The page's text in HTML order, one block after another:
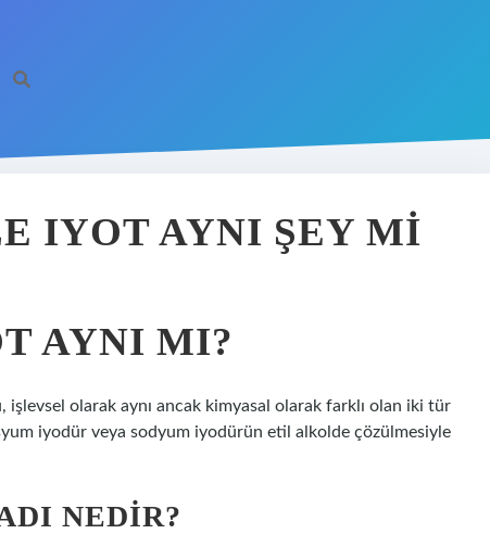
IYOT AYNI ŞEY MI
AYNI MI?
olarak aynı ancak kimyasal olarak farklı olan iki tür
iyodür veya sodyum iyodürün etil alkolde çözülmesiyle
NEDIR?